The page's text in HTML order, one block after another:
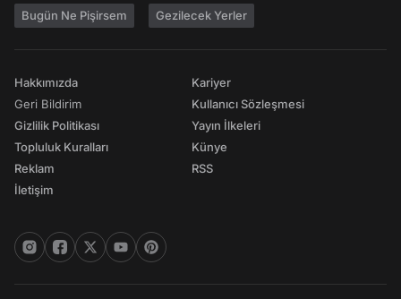
Bugün Ne Pişirsem Gezilecek Yerler
Hakkımızda
Geri Bildirim
Gizlilik Politikası
Topluluk Kuralları
Reklam
İletişim
Kariyer
Kullanıcı Sözleşmesi
Yayın İlkeleri
Künye
RSS